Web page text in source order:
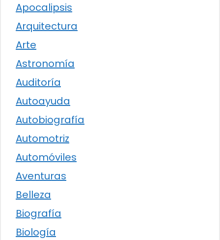
Apocalipsis
Arquitectura
Arte
Astronomía
Auditoría
Autoayuda
Autobiografía
Automotriz
Automóviles
Aventuras
Belleza
Biografía
Biología